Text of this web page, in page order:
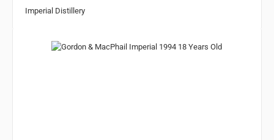
Imperial Distillery
Bildergalerie überspringen